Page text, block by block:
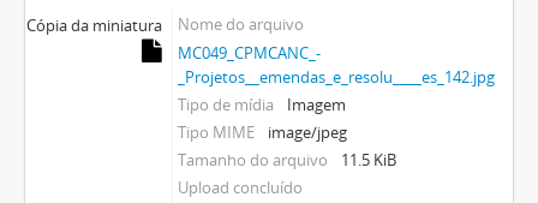
Cópia da miniatura
Nome do arquivo
MC049_CPMCANC_-
_Projetos__emendas_e_resolu____es_142.jpg
Tipo de mídia
Imagem
Tipo MIME
image/jpeg
Tamanho do arquivo
11.5 KiB
Upload concluído